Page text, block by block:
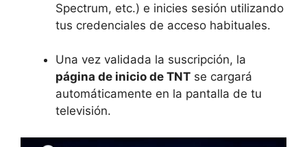
Spectrum, etc.) e inicies sesión utilizando
tus credenciales de acceso habituales.
Una vez validada la suscripción, la
página de inicio de TNT se cargará
automáticamente en la pantalla de tu
televisión.